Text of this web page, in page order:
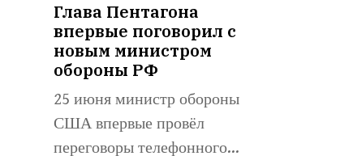
Глава Пентагона
впервые поговорил с
новым министром
обороны РФ
25 июня министр обороны
США впервые провёл
переговоры телефонного